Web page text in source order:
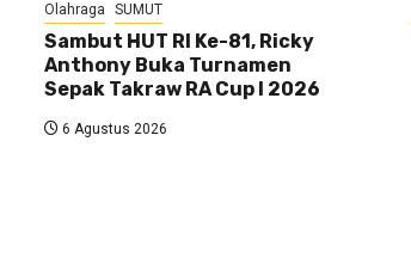
Olahraga SUMUT
Sambut HUT RI Ke-81, Ricky
Anthony Buka Turnamen
Sepak Takraw RA Cup I 2026
6 Agustus 2026